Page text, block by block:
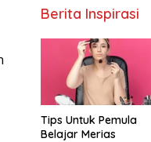
Berita Inspirasi
Tips Untuk Pemula
Belajar Merias